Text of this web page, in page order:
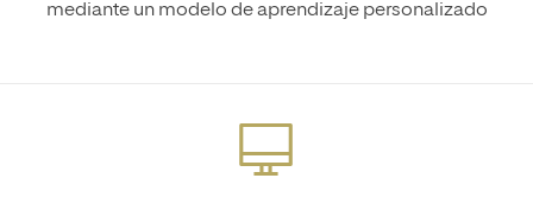
mediante un modelo de aprendizaje personalizado